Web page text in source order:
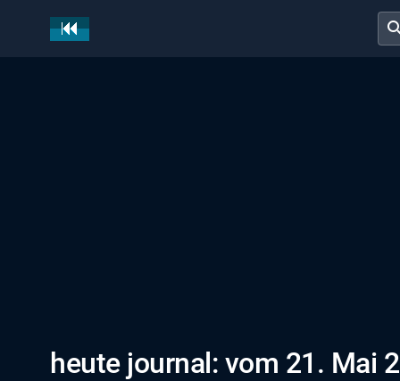
heute journal: vom 21. Mai